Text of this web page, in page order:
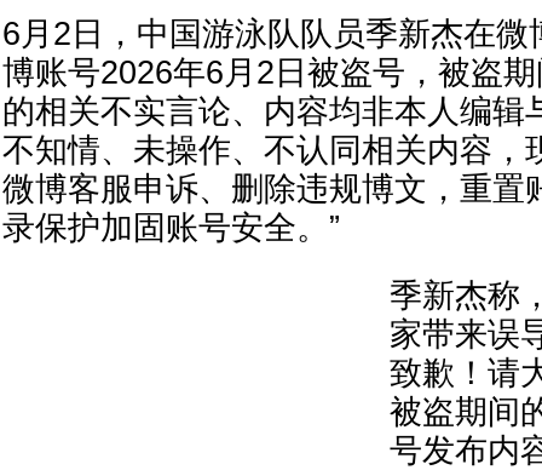
6月2日，中国游泳队队员季新杰在微
博账号2026年6月2日被盗号，被盗
的相关不实言论、内容均非本人编辑
不知情、未操作、不认同相关内容，
微博客服申诉、删除违规博文，重置
录保护加固账号安全。”
季新杰称
家带来误
致歉！请
被盗期间
号发布内